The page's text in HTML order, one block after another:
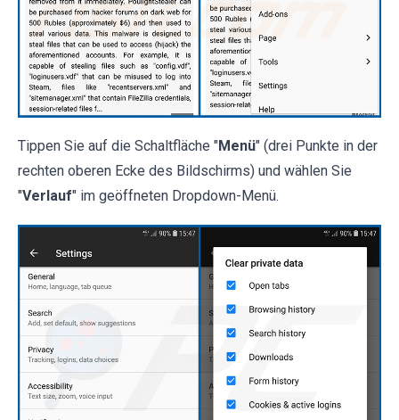
Tippen Sie auf die Schaltfläche "Menü" (drei Punkte in der
rechten oberen Ecke des Bildschirms) und wählen Sie
"Verlauf" im geöffneten Dropdown-Menü.